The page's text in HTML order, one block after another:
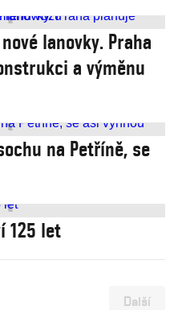
lanovky. Praha
a výměnu
na Petříně, se
125 let
Další